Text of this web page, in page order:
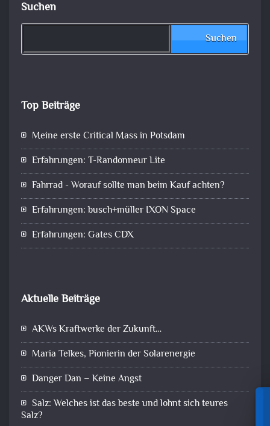
Suchen
Suchen
Top Beiträge
Meine erste Critical Mass in Potsdam
Erfahrungen: T-Randonneur Lite
Fahrrad - Worauf sollte man beim Kauf achten?
Erfahrungen: busch+müller IXON Space
Erfahrungen: Gates CDX
Aktuelle Beiträge
AKWs Kraftwerke der Zukunft…
Maria Telkes, Pionierin der Solarenergie
Danger Dan – Keine Angst
Salz: Welches ist das beste und lohnt sich teures
Salz?